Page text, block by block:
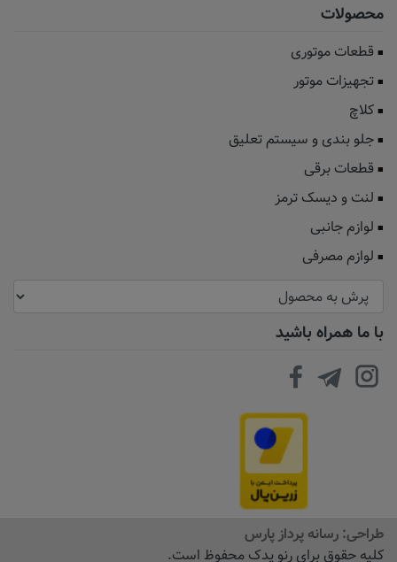
محصولات
قطعات موتوری
تجهیزات موتور
کلاچ
جلو بندی و سیستم تعلیق
قطعات برقی
لنت و دیسک ترمز
لوازم جانبی
لوازم مصرفی
با ما همراه باشید
طراحی: رسانه پرداز پارس
کلیه حقوق برای رنو یدک محفوظ است.